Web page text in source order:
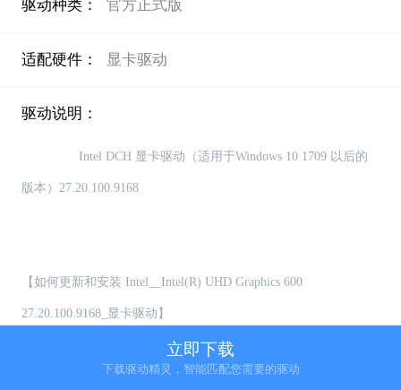
驱动种类： 官方正式版
适配硬件： 显卡驱动
驱动说明：
版本）27.20.100.9168
【如何更新和安装 Intel__Intel(R) UHD Graphics 600
27.20.100.9168_显卡驱动】
关于怎么更新和安装驱动，可以通过驱动精灵自动检测是否有可
更新的驱动，用户可选择自主更新或者安装驱动
立即下载
下载驱动精灵，智能匹配您需要的驱动